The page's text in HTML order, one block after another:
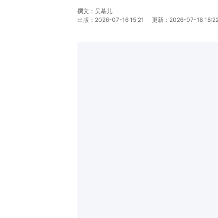
撰文： 吴慕儿
出版： 2026-07-16 15:21 更新： 2026-07-18